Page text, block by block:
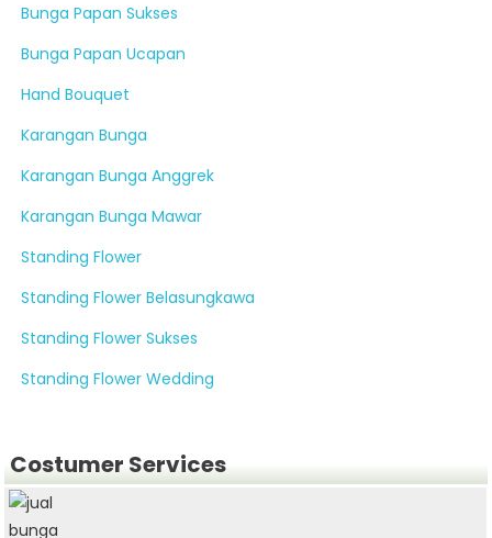
Bunga Papan Sukses
Bunga Papan Ucapan
Hand Bouquet
Karangan Bunga
Karangan Bunga Anggrek
Karangan Bunga Mawar
Standing Flower
Standing Flower Belasungkawa
Standing Flower Sukses
Standing Flower Wedding
Costumer Services